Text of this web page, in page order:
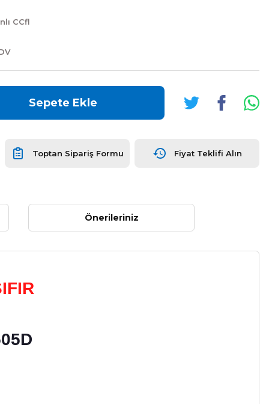
CCfl
Sepete Ekle
Toptan Sipariş Formu Fiyat Teklifi Alın
Önerileriniz